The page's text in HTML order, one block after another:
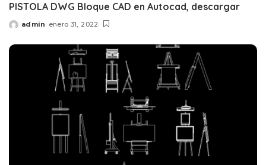
PISTOLA DWG Bloque CAD en Autocad, descargar
Posted
admin enero 31, 2022